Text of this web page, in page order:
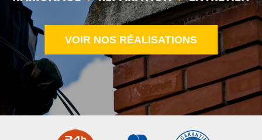
VOIR NOS RÉALISATIONS